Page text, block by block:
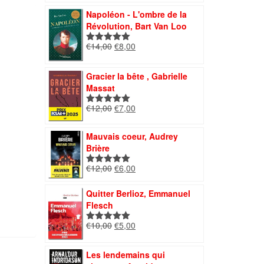
était :
€11,00.
est :
€4,60.
Napoléon - L'ombre de la
Révolution, Bart Van Loo
Note5.00
€14,00 Le
était :
€14,00.
€8,00
est :
Gracier la bête , Gabrielle
Massat
Note5.00
€12,00 Le
initial
était :
€12,00.
€7,00
actuel
est :
Mauvais coeur, Audrey
Brière
Note5.00
€12,00 Le
initial
€12,00.
€6,00
actuel
Quitter Berlioz, Emmanuel
Flesch
Note5.00
€10,00 Le
était :
€5,00
est :
Les lendemains qui